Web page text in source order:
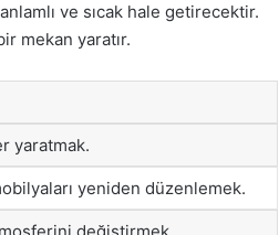
ve sıcak hale getirecektir.
mekan yaratır.
yaratmak.
yeniden düzenlemek.